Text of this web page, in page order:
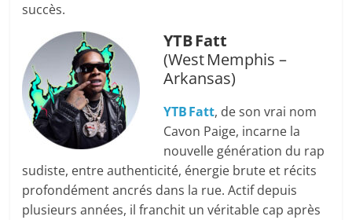
succès.
YTB Fatt
(West Memphis –
Arkansas)
YTB Fatt, de son vrai nom
Cavon Paige, incarne la
nouvelle génération du rap
sudiste, entre authenticité, énergie brute et récits
profondément ancrés dans la rue. Actif depuis
plusieurs années, il franchit un véritable cap après